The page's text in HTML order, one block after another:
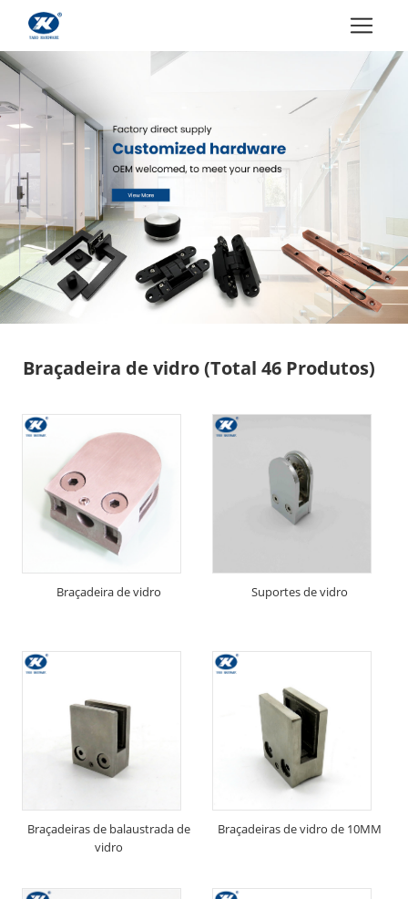
Braçadeira de vidro(Total 46 Produtos)
Braçadeira de vidro Suportes de vidro
Braçadeiras de balaustrada de
vidro
Braçadeiras de vidro de 10MM